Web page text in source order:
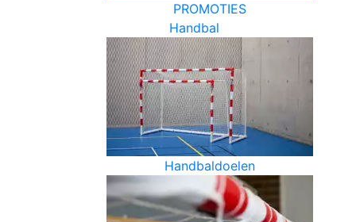
PROMOTIES
Handbal
Handbaldoelen